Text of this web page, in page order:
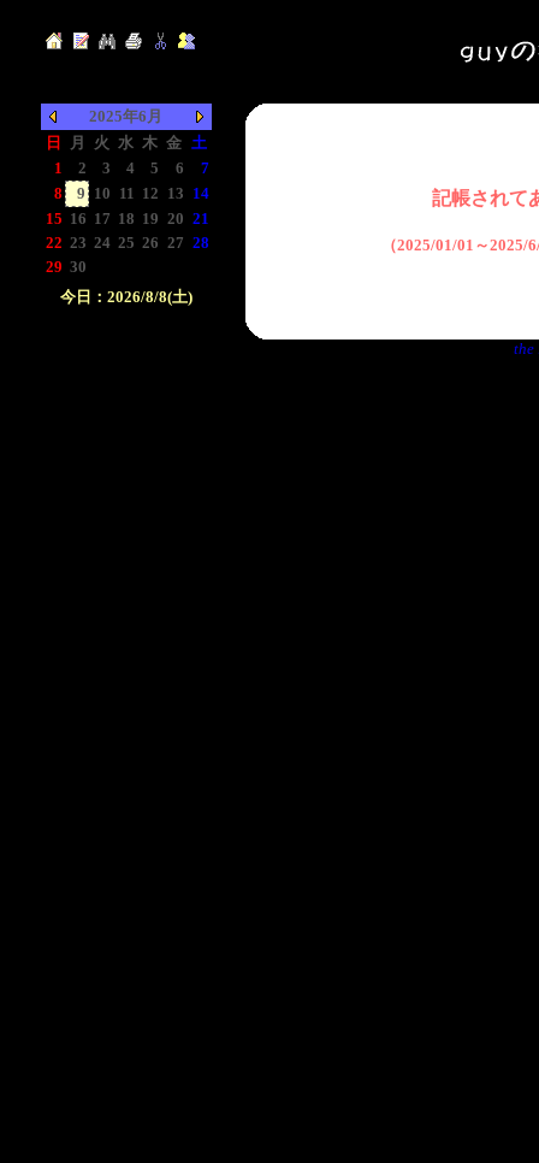
2025年6月
日
月 火 水 木 金 土
1
2 3 4 5 6
7
8
9 10 11 12 13 14
15 16 17 18 19 20 21
22 23 24 25 26 27 28
29 30
今日：2026/8/8(土)
記帳されて
（2025/01/01～2025/
the